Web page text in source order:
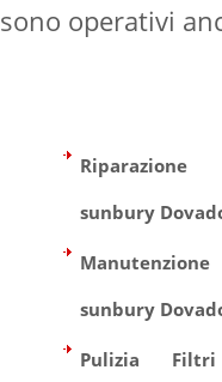
sono operativi
Riparazione
sunbury
sunbury
Pulizia Filtri